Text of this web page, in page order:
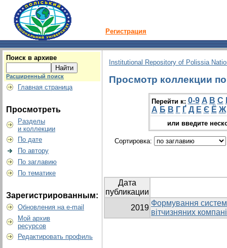
Регистрация
Поиск в архиве
Расширенный поиск
Главная страница
Просмотреть
Разделы
и коллекции
По дате
По автору
По заглавию
По тематике
Зарегистрированным:
Обновления на e-mail
Мой архив
ресурсов
Редактировать профиль
Institutional Repository of Polissia
Просмотр коллекции
Перейти к: 0-9 A B C
А Б В Г Ґ Д Е Є Ё Ж
или введите
Сортировка:
Дата
публикации
2019
Формування
вітчизняних